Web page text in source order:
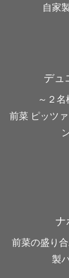
自家
デュ
～２
前菜 ピッツ
ナ
前菜の盛り
製